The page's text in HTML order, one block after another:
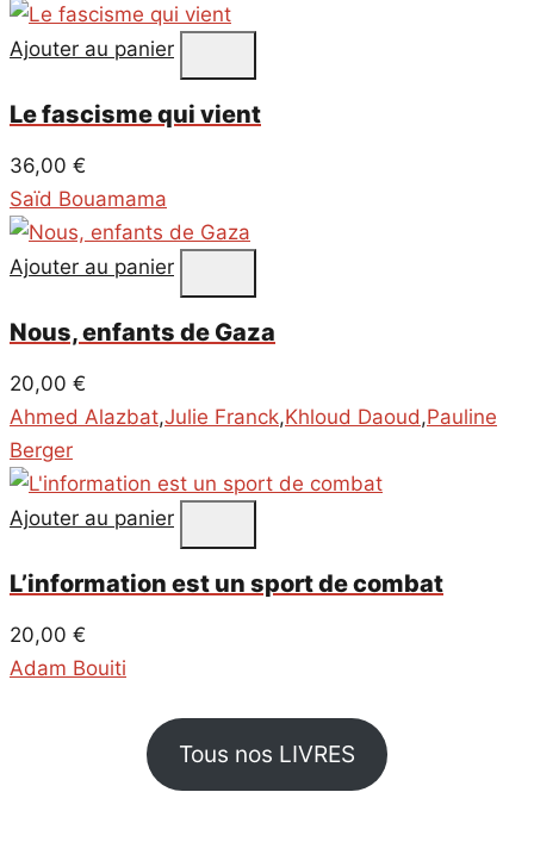
Ajouter au panier
Le fascisme qui vient
36,00 €
Saïd Bouamama
Ajouter au panier
Nous, enfants de Gaza
20,00 €
Ahmed Alazbat,Julie Franck,Khloud Daoud,Pauline
Berger
Ajouter au panier
L’information est un sport de combat
20,00 €
Adam Bouiti
Tous nos LIVRES